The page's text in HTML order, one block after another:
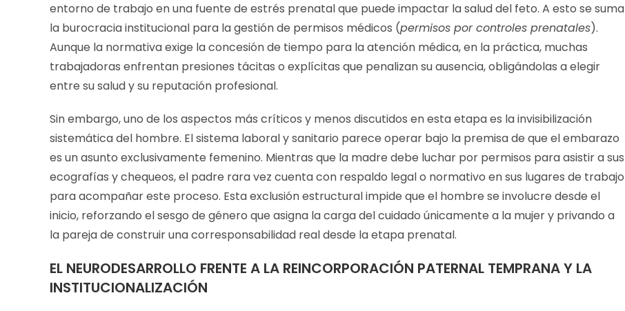
entorno de trabajo en una fuente de estrés prenatal que puede impactar la salud del feto. A esto se suma
la burocracia institucional para la gestión de permisos médicos (permisos por controles prenatales).
Aunque la normativa exige la concesión de tiempo para la atención médica, en la práctica, muchas
trabajadoras enfrentan presiones tácitas o explícitas que penalizan su ausencia, obligándolas a elegir
entre su salud y su reputación profesional.
Sin embargo, uno de los aspectos más críticos y menos discutidos en esta etapa es la invisibilización
sistemática del hombre. El sistema laboral y sanitario parece operar bajo la premisa de que el embarazo
es un asunto exclusivamente femenino. Mientras que la madre debe luchar por permisos para asistir a sus
ecografías y chequeos, el padre rara vez cuenta con respaldo legal o normativo en sus lugares de trabajo
para acompañar este proceso. Esta exclusión estructural impide que el hombre se involucre desde el
inicio, reforzando el sesgo de género que asigna la carga del cuidado únicamente a la mujer y privando a
la pareja de construir una corresponsabilidad real desde la etapa prenatal.
EL NEURODESARROLLO FRENTE A LA REINCORPORACIÓN PATERNAL TEMPRANA Y LA
INSTITUCIONALIZACIÓN